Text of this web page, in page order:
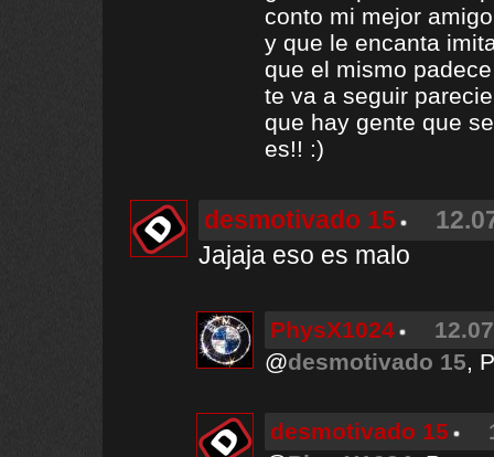
conto mi mejor
y que le encanta
que el mismo
te va a seguir
que hay gente que
es!! :)
desmotivado 15
Jajaja eso es malo
PhysX1024
@desmotivado 15,
desmotivado 15